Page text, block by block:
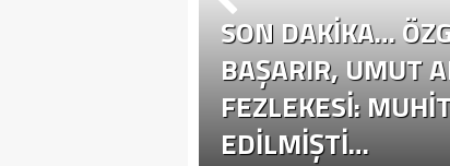
SON DAKİKA…
BAŞARIR, UMUT
FEZLEKESI:
EDILMIŞTI…